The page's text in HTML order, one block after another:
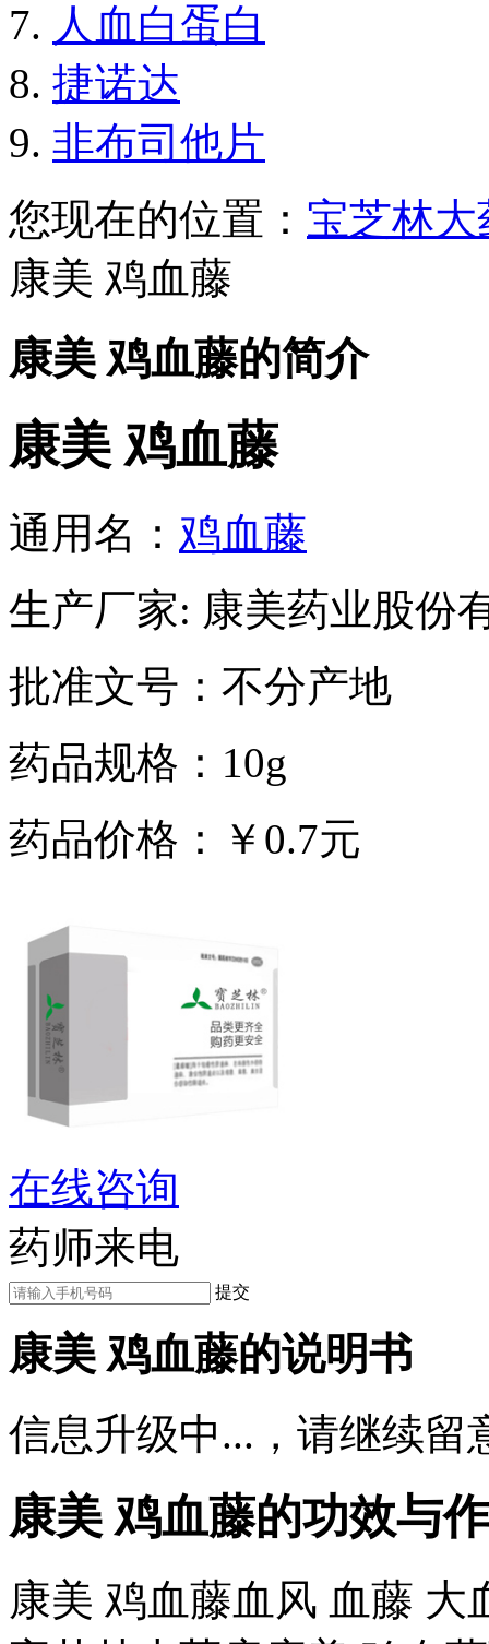
人血白蛋白
捷诺达
非布司他片
您现在的位置： 宝芝林大
康美 鸡血藤
康美 鸡血藤的简介
康美 鸡血藤
通用名： 鸡血藤
生产厂家: 康美药业股份
批准文号：不分产地
药品规格：10g
药品价格：￥0.7元
在线咨询
药师来电
提交
康美 鸡血藤的说明书
信息升级中...，请继续留
康美 鸡血藤的功效与
康美 鸡血藤血风 血藤